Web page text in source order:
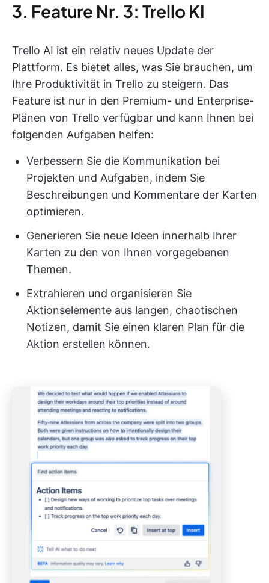
3. Feature Nr. 3: Trello KI
Trello AI ist ein relativ neues Update der
Plattform. Es bietet alles, was Sie brauchen, um
Ihre Produktivität in Trello zu steigern. Das
Feature ist nur in den Premium- und Enterprise-
Plänen von Trello verfügbar und kann Ihnen bei
folgenden Aufgaben helfen:
Verbessern Sie die Kommunikation bei
Projekten und Aufgaben, indem Sie
Beschreibungen und Kommentare der Karten
optimieren.
Generieren Sie neue Ideen innerhalb Ihrer
Karten zu den von Ihnen vorgegebenen
Themen.
Extrahieren und organisieren Sie
Aktionselemente aus langen, chaotischen
Notizen, damit Sie einen klaren Plan für die
Aktion erstellen können.